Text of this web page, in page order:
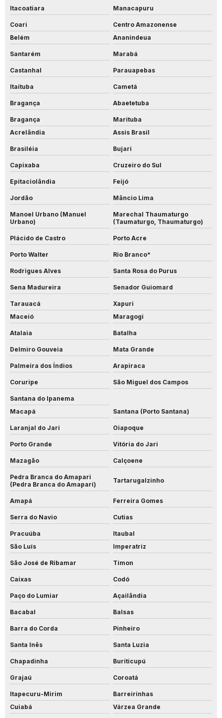
Itacoatiara Manacapuru
Coari
Centro Amazonense
Belém
Ananindeua
Santarém Marabá
Castanhal Parauapebas
Itaituba Cametá
Bragança Abaetetuba
Bragança
Marituba
Acrelândia
Assis Brasil
Brasiléia Bujari
Capixaba Cruzeiro do Sul
Epitaciolândia Feijó
Jordão Mâncio Lima
Manoel Urbano (Manuel
Urbano)
Marechal Thaumaturgo
(Taumaturgo, Thaumaturgo)
Plácido de Castro Porto Acre
Porto Walter Rio Branco*
Rodrigues Alves Santa Rosa do Purus
Sena Madureira Senador Guiomard
Tarauacá
Xapuri
Maceió
Maragogi
Atalaia Batalha
Delmiro Gouveia Mata Grande
Palmeira dos Índios Arapiraca
Coruripe São Miguel dos Campos
Santana do Ipanema
Macapá
Santana (Porto Santana)
Laranjal do Jari Oiapoque
Porto Grande Vitória do Jari
Mazagão Calçoene
Pedra Branca do Amapari
(Pedra Branca do Amaparí)
Tartarugalzinho
Amapá Ferreira Gomes
Serra do Navio Cutias
Pracuúba
Itaubal
São Luís
Imperatriz
São José de Ribamar Timon
Caixas Codó
Paço do Lumiar Açailândia
Bacabal Balsas
Barra do Corda Pinheiro
Santa Inês Santa Luzia
Chapadinha Buriticupú
Grajaú Coroatá
Itapecuru-Mirim
Barreirinhas
Cuiabá
Várzea Grande